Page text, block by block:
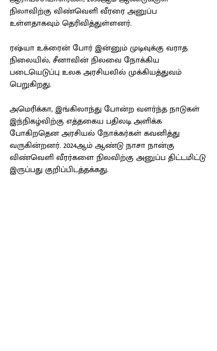
நிலாவிற்கு விண்வெளி வீரரை அனுப்ப
உள்ளதாகவும் தெரிவித்துள்ளனர்.
ரஷ்யா உக்ரைன் போர் இன்னும் முடிவுக்கு வராத
நிலையில், சீனாவின் நிலவை நோக்கிய
படையெடுப்பு உலக அரசியலில் முக்கியத்துவம்
பெறுகிறது.
அமெரிக்கா, இங்கிலாந்து போன்ற வளர்ந்த நாடுகள்
இந்நிகழ்விற்கு எத்தகைய பதிலடி அளிக்க
போகிறதென அரசியல் நோக்கர்கள் கவனித்து
வருகின்றனர். 2024ஆம் ஆண்டு நாசா நான்கு
விண்வெளி வீரர்களை நிலவிற்கு அனுப்ப திட்டமிட்டு
இருப்பது குறிப்பிடத்தக்கது.